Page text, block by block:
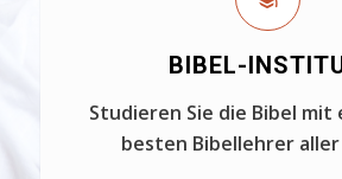
BIBEL-
Studieren Sie die Bibel mit
besten Bibellehrer